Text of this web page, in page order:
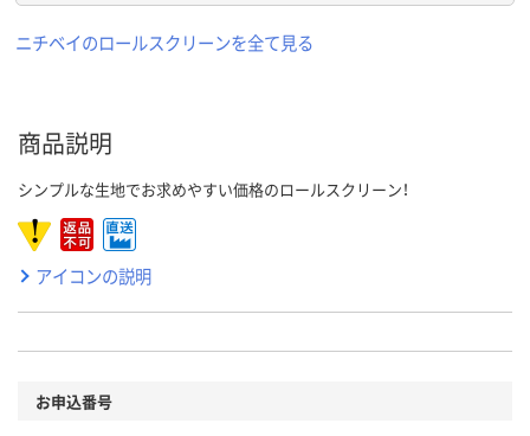
ニチベイのロールスクリーンを全て見る
商品説明
シンプルな生地でお求めやすい価格のロールスクリーン！
アイコンの説明
お申込番号